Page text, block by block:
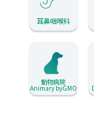
耳鼻咽喉科
動物病院
Animary byGMO